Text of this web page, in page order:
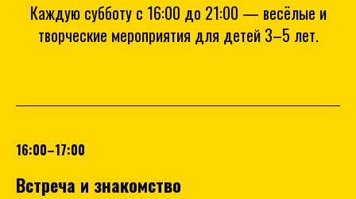
Каждую субботу с 16:00 до 21:00 — весёлые и
творческие мероприятия для детей 3–5 лет.
16:00–17:00
Встреча и знакомство